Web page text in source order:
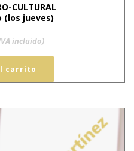
CULTURAL
(los jueves)
incluido)
carrito